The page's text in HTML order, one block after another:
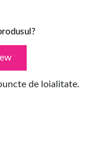
de loialitate.